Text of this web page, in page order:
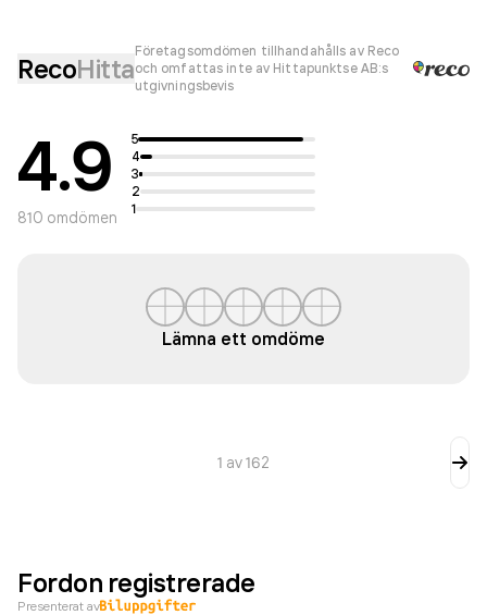
RecoHitta
Företagsomdömen tillhandahålls av Reco
och omfattas inte av Hittapunktse AB:s
utgivningsbevis
4.9
810 omdömen
5
4
3
2
1
Lämna ett omdöme
1 av162
Fordon registrerade
Presenterat av